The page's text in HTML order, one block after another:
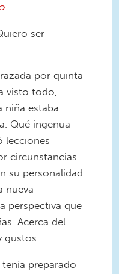
ser
por quinta
visto todo,
niña estaba
Qué ingenua
lecciones
circunstancias
su personalidad.
nueva
perspectiva que
Acerca del
gustos.
preparado